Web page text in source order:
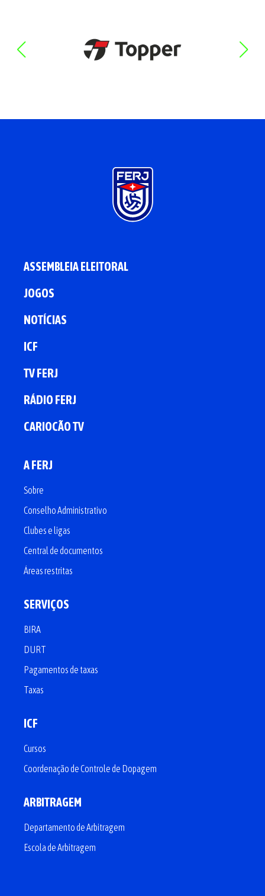
ASSEMBLEIA ELEITORAL
JOGOS
NOTÍCIAS
ICF
TV FERJ
RÁDIO FERJ
CARIOCÃO TV
A FERJ
Sobre
Conselho Administrativo
Clubes e ligas
Central de documentos
Áreas restritas
SERVIÇOS
BIRA
DURT
Pagamentos de taxas
Taxas
ICF
Cursos
Coordenação de Controle de Dopagem
ARBITRAGEM
Departamento de Arbitragem
Escola de Arbitragem